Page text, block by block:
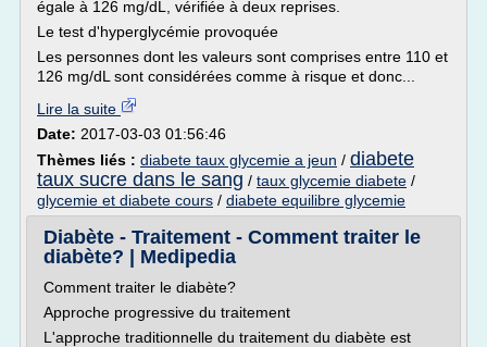
égale à 126 mg/dL, vérifiée à deux reprises.
Le test d'hyperglycémie provoquée
Les personnes dont les valeurs sont comprises entre 110 et
126 mg/dL sont considérées comme à risque et donc...
Lire la suite
Date: 2017-03-03 01:56:46
Thèmes liés : diabete taux glycemie a jeun / diabete
taux sucre dans le sang / taux glycemie diabete /
glycemie et diabete cours / diabete equilibre glycemie
Diabète - Traitement - Comment traiter le
diabète? | Medipedia
Comment traiter le diabète?
Approche progressive du traitement
L'approche traditionnelle du traitement du diabète est